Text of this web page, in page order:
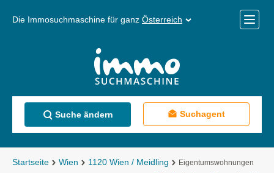
Die Immosuchmaschine für ganz Österreich
Menü
Suche ändern Suchagent
Startseite Wien 1120 Wien / Meidling
Eigentumswohnungen